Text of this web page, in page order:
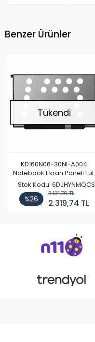
Benzer Ürünler
Tükendi
KD160N06-30NI-A004
Notebook Ekran Paneli Full
HD
Stok Kodu: 6DJHYNMQCS
%26
3.131,70 TL
2.319,74 TL